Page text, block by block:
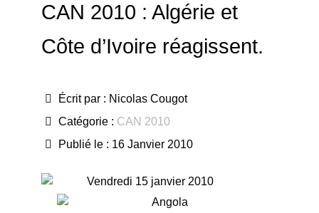
CAN 2010 : Algérie et
Côte d’Ivoire réagissent.
Écrit par : Nicolas Cougot
Catégorie : CAN 2010
Publié le : 16 Janvier 2010
Vendredi 15 janvier 2010